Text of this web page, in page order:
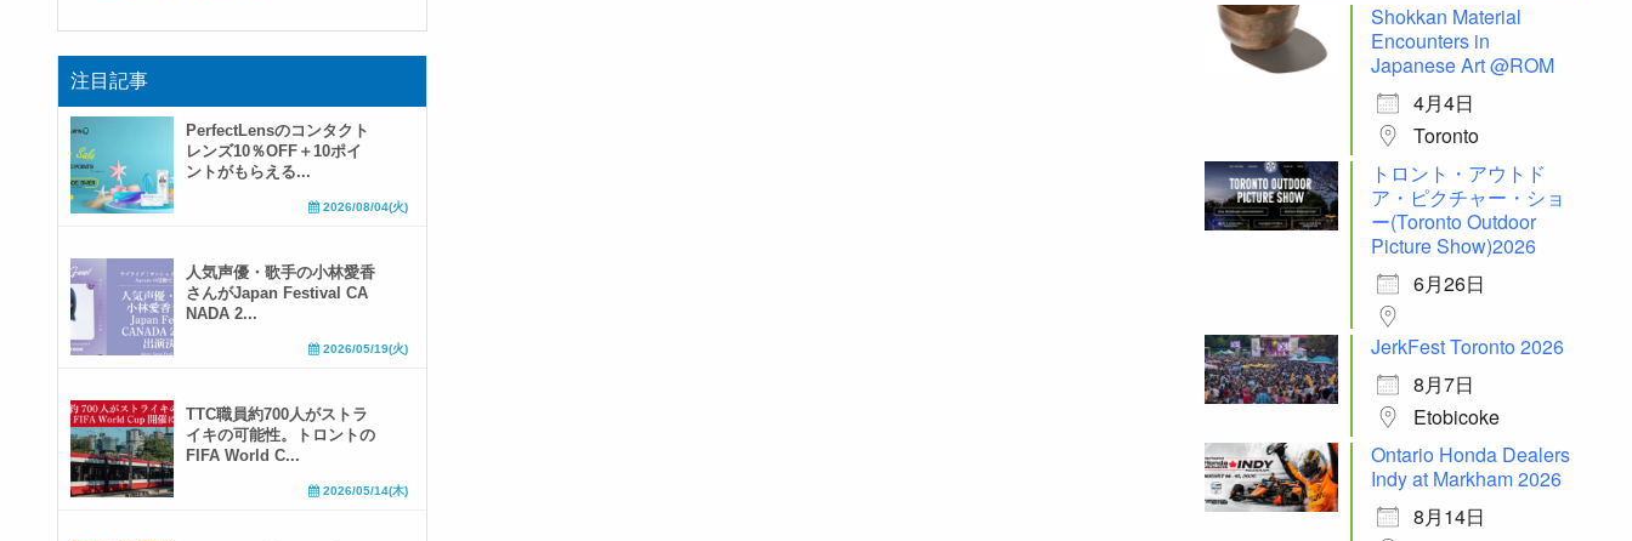
注目記事
PerfectLensのコンタクト
レンズ10％OFF＋10ポイ
ントがもらえる...
2026/08/04(火)
人気声優・歌手の小林愛香
さんがJapan Festival CA
NADA 2...
2026/05/19(火)
TTC職員約700人がストラ
イキの可能性。トロントの
FIFA World C...
2026/05/14(木)
Shokkan Material
Encounters in
Japanese Art @ROM
4月4日
Toronto
トロント・アウトド
ア・ピクチャー・ショ
ー(Toronto Outdoor
Picture Show)2026
6月26日
JerkFest Toronto 2026
8月7日
Etobicoke
Ontario Honda Dealers
Indy at Markham 2026
8月14日